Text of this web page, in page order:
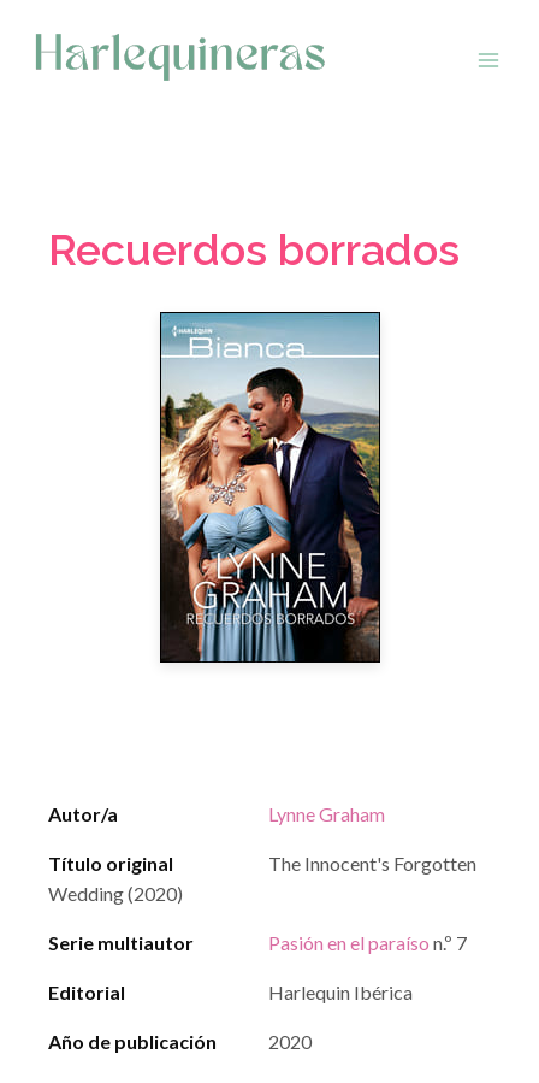
contenido
Recuerdos borrados
Autor/a Lynne Graham
Título original
The Innocent's Forgotten
Wedding (2020)
Serie multiautor Pasión en el paraíso n.º 7
Editorial Harlequin Ibérica
Año de publicación 2020